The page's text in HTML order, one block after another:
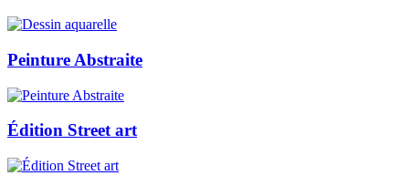
Peinture Abstraite
Édition Street art